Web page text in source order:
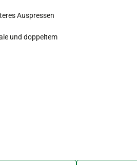
Auspressen
und doppeltem